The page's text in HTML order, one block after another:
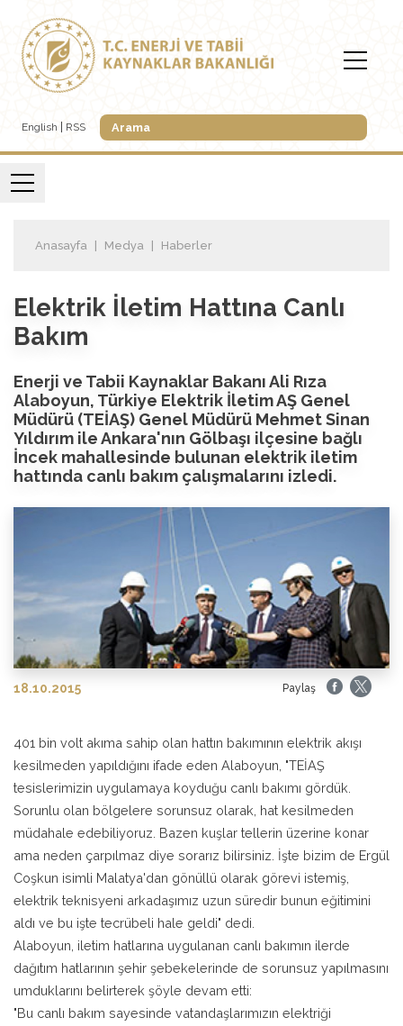
English RSS
Anasayfa Medya Haberler
Elektrik İletim Hattına Canlı
Bakım
Enerji ve Tabii Kaynaklar Bakanı Ali Rıza
Alaboyun, Türkiye Elektrik İletim AŞ Genel
Müdürü (TEİAŞ) Genel Müdürü Mehmet Sinan
Yıldırım ile Ankara'nın Gölbaşı ilçesine bağlı
İncek mahallesinde bulunan elektrik iletim
hattında canlı bakım çalışmalarını izledi.
18.10.2015 Paylaş
401 bin volt akıma sahip olan hattın bakımının elektrik akışı
kesilmeden yapıldığını ifade eden Alaboyun, "TEİAŞ
tesislerimizin uygulamaya koyduğu canlı bakımı gördük.
Sorunlu olan bölgelere sorunsuz olarak, hat kesilmeden
müdahale edebiliyoruz. Bazen kuşlar tellerin üzerine konar
ama neden çarpılmaz diye sorarız bilirsiniz. İşte bizim de Ergül
Coşkun isimli Malatya'dan gönüllü olarak görevi istemiş,
elektrik teknisyeni arkadaşımız uzun süredir bunun eğitimini
aldı ve bu işte tecrübeli hale geldi" dedi.
Alaboyun, iletim hatlarına uygulanan canlı bakımın ilerde
dağıtım hatlarının şehir şebekelerinde de sorunsuz yapılmasını
umduklarını belirterek şöyle devam etti:
"Bu canlı bakım sayesinde vatandaşlarımızın elektriği